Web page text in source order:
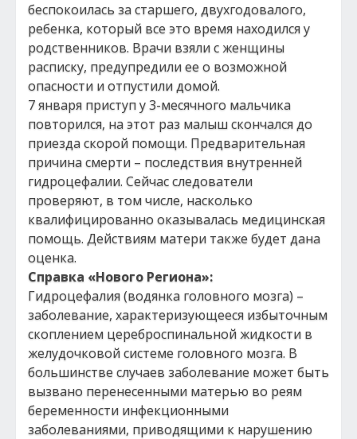
беспокоилась за старшего, двухгодовалого,
ребенка, который все это время находился у
родственников. Врачи взяли с женщины
расписку, предупредили ее о возможной
опасности и отпустили домой.
7 января приступ у 3-месячного мальчика
повторился, на этот раз малыш скончался до
приезда скорой помощи. Предварительная
причина смерти – последствия внутренней
гидроцефалии. Сейчас следователи
проверяют, в том числе, насколько
квалифицированно оказывалась медицинская
помощь. Действиям матери также будет дана
оценка.
Справка «Нового Региона»:
Гидроцефалия (водянка головного мозга) –
заболевание, характеризующееся избыточным
скоплением цереброспинальной жидкости в
желудочковой системе головного мозга. В
большинстве случаев заболевание может быть
вызвано перенесенными матерью во реям
беременности инфекционными
заболеваниями, приводящими к нарушению